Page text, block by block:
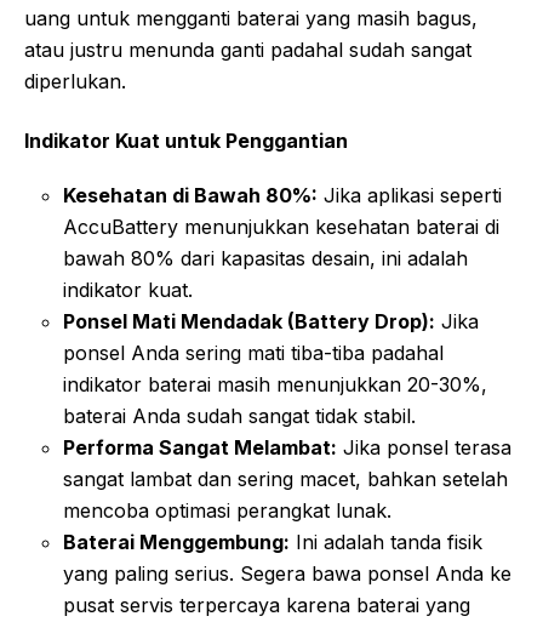
uang untuk mengganti baterai yang masih bagus,
atau justru menunda ganti padahal sudah sangat
diperlukan.
Indikator Kuat untuk Penggantian
Kesehatan di Bawah 80%: Jika aplikasi seperti
AccuBattery menunjukkan kesehatan baterai di
bawah 80% dari kapasitas desain, ini adalah
indikator kuat.
Ponsel Mati Mendadak (Battery Drop): Jika
ponsel Anda sering mati tiba-tiba padahal
indikator baterai masih menunjukkan 20-30%,
baterai Anda sudah sangat tidak stabil.
Performa Sangat Melambat: Jika ponsel terasa
sangat lambat dan sering macet, bahkan setelah
mencoba optimasi perangkat lunak.
Baterai Menggembung: Ini adalah tanda fisik
yang paling serius. Segera bawa ponsel Anda ke
pusat servis terpercaya karena baterai yang